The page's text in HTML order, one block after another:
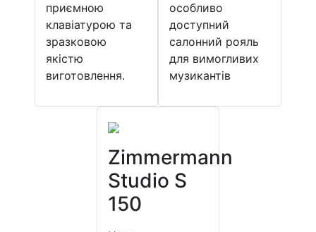
приємною
клавіатурою та
зразковою
якістю
виготовлення.
особливо
доступний
салонний рояль
для вимогливих
музикантів
Zimmermann
Studio S
150